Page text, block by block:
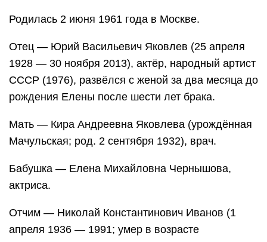
Родилась 2 июня 1961 года в Москве.
Отец — Юрий Васильевич Яковлев (25 апреля
1928 — 30 ноября 2013), актёр, народный артист
СССР (1976), развёлся с женой за два месяца до
рождения Елены после шести лет брака.
Мать — Кира Андреевна Яковлева (урождённая
Мачульская; род. 2 сентября 1932), врач.
Бабушка — Елена Михайловна Чернышова,
актриса.
Отчим — Николай Константинович Иванов (1
апреля 1936 — 1991; умер в возрасте